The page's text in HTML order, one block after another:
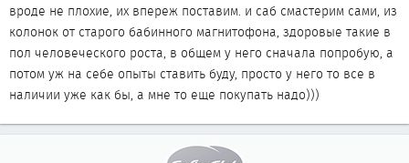
вроде не плохие, их впереж поставим. и саб смастерим сами, из
колонок от старого бабинного магнитофона, здоровые такие в
пол человеческого роста, в общем у него сначала попробую, а
потом уж на себе опыты ставить буду, просто у него то все в
наличии уже как бы, а мне то еще покупать надо)))